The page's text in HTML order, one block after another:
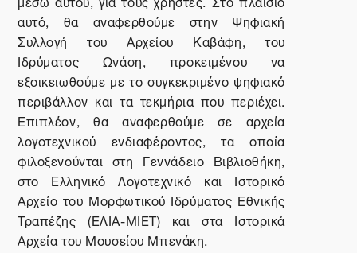
αυτό, θα αναφερθούμε στην Ψηφιακή
Συλλογή του Αρχείου Καβάφη, του
Ιδρύματος Ωνάση, προκειμένου να
εξοικειωθούμε με το συγκεκριμένο ψηφιακό
περιβάλλον και τα τεκμήρια που περιέχει.
Επιπλέον, θα αναφερθούμε σε αρχεία
λογοτεχνικού ενδιαφέροντος, τα οποία
φιλοξενούνται στη Γεννάδειο Βιβλιοθήκη,
στο Ελληνικό Λογοτεχνικό και Ιστορικό
Αρχείο του Μορφωτικού Ιδρύματος Εθνικής
Τραπέζης (ΕΛΙΑ-ΜΙΕΤ) και στα Ιστορικά
Αρχεία του Μουσείου Μπενάκη.